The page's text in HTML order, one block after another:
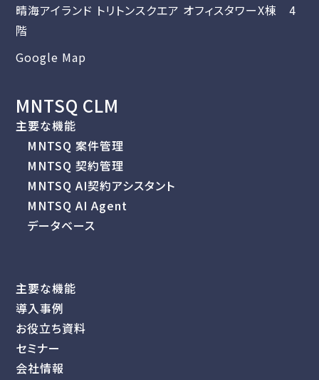
晴海アイランド トリトンスクエア オフィスタワーX棟 4
階
Google Map
MNTSQ CLM
主要な機能
MNTSQ 案件管理
MNTSQ 契約管理
MNTSQ AI契約アシスタント
MNTSQ AI Agent
データベース
主要な機能
導入事例
お役立ち資料
セミナー
会社情報